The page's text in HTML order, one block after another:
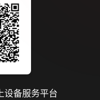
设备服务平台